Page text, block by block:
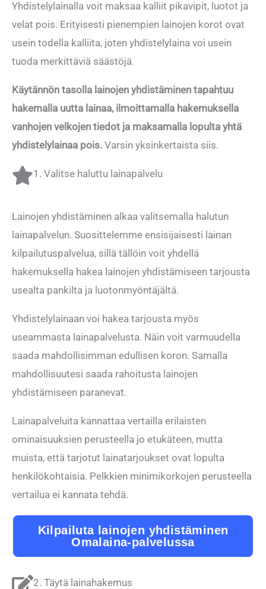
Yhdistelylainalla voit maksaa kalliit pikavipit, luotot ja
velat pois. Erityisesti pienempien lainojen korot ovat
usein todella kalliita, joten yhdistelylaina voi usein
tuoda merkittäviä säästöjä.
Käytännön tasolla lainojen yhdistäminen tapahtuu
hakemalla uutta lainaa, ilmoittamalla hakemuksella
vanhojen velkojen tiedot ja maksamalla lopulta yhtä
yhdistelylainaa pois. Varsin yksinkertaista siis.
1. Valitse haluttu lainapalvelu
Lainojen yhdistäminen alkaa valitsemalla halutun
lainapalvelun. Suosittelemme ensisijaisesti lainan
kilpailutuspalvelua, sillä tällöin voit yhdellä
hakemuksella hakea lainojen yhdistämiseen tarjousta
usealta pankilta ja luotonmyöntäjältä.
Yhdistelylainaan voi hakea tarjousta myös
useammasta lainapalvelusta. Näin voit varmuudella
saada mahdollisimman edullisen koron. Samalla
mahdollisuutesi saada rahoitusta lainojen
yhdistämiseen paranevat.
Lainapalveluita kannattaa vertailla erilaisten
ominaisuuksien perusteella jo etukäteen, mutta
muista, että tarjotut lainatarjoukset ovat lopulta
henkilökohtaisia. Pelkkien minimikorkojen perusteella
vertailua ei kannata tehdä.
Kilpailuta lainojen yhdistäminen
Omalaina-palvelussa
2. Täytä lainahakemus